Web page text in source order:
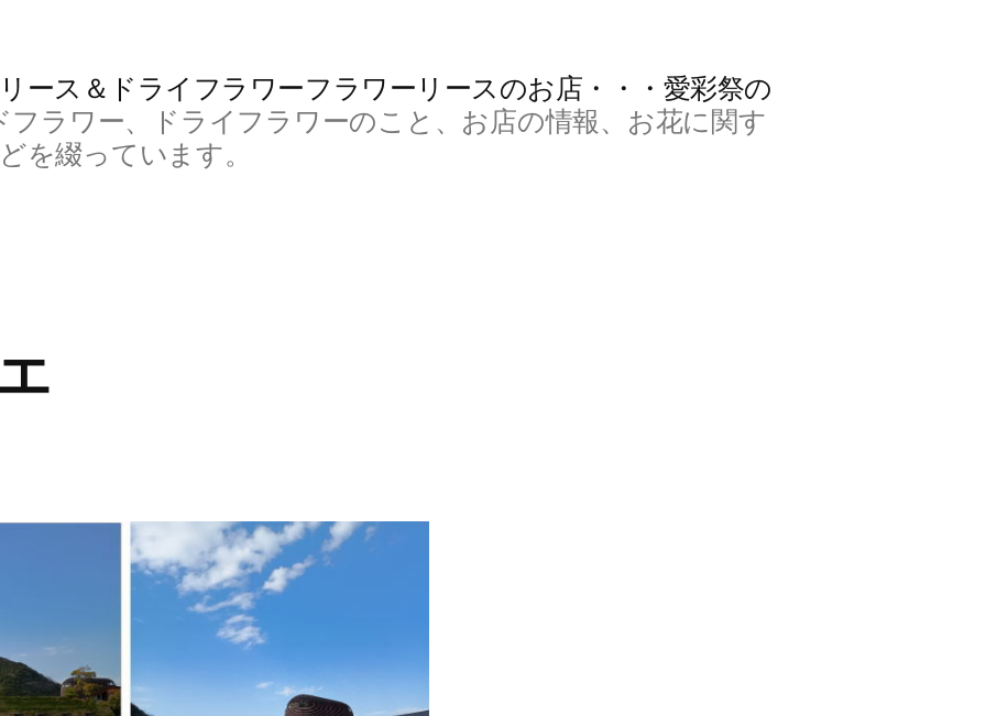
ース＆ドライフラワーフラワーリースのお店・・・愛彩祭の
ラワー、ドライフラワーのこと、お店の情報、お花に関す
を綴っています。